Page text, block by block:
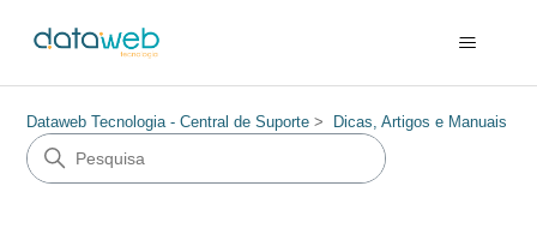
Dataweb Tecnologia - Central de Suporte Dicas, Artigos e Manuais